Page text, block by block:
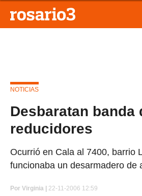
NOTICIAS
Desbaratan banda
reducidores
Ocurrió en Cala al 7400, barrio
funcionaba un desarmadero de
Por Virginia | 22-11-2006 12:59